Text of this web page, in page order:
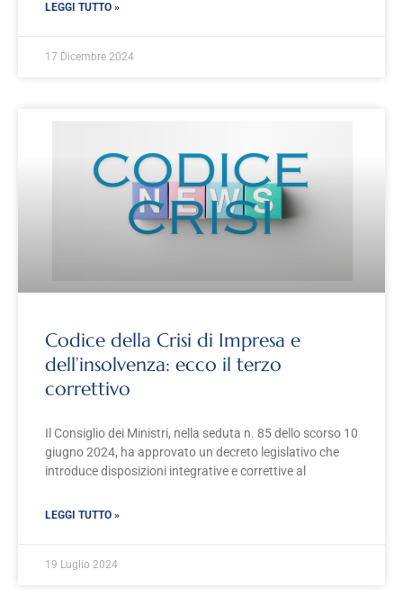
LEGGI TUTTO »
17 Dicembre 2024
Codice della Crisi di Impresa e
dell’insolvenza: ecco il terzo
correttivo
Il Consiglio dei Ministri, nella seduta n. 85 dello scorso 10
giugno 2024, ha approvato un decreto legislativo che
introduce disposizioni integrative e correttive al
LEGGI TUTTO »
19 Luglio 2024